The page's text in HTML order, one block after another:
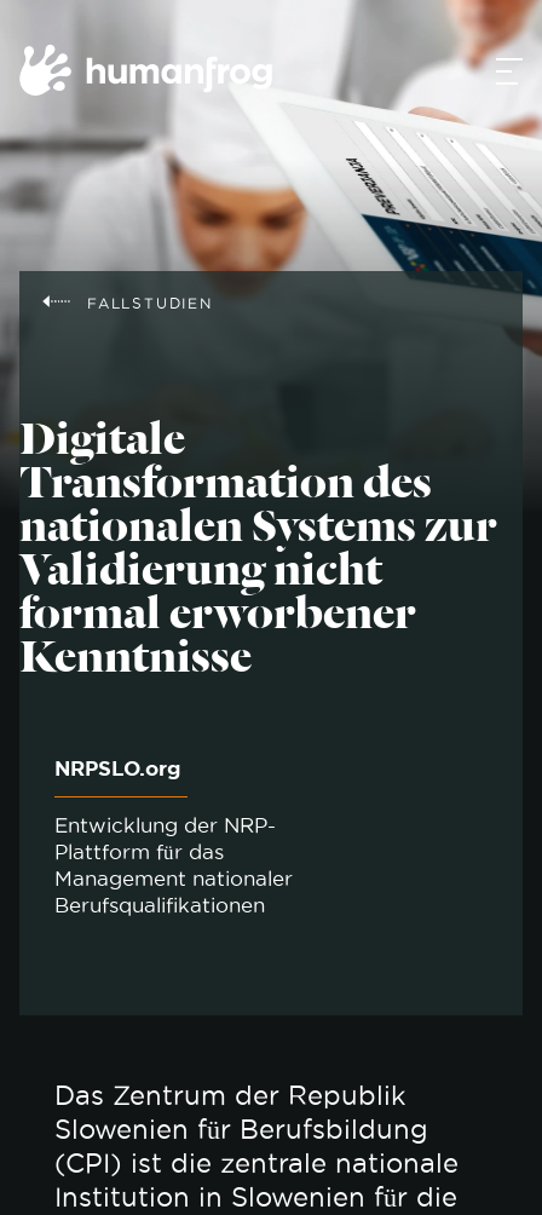
FALLSTUDIEN
Digitale
Transformation des
nationalen Systems zur
Validierung nicht
formal erworbener
Kenntnisse
NRPSLO.org
Entwicklung der NRP-
Plattform für das
Management nationaler
Berufsqualifikationen
Das Zentrum der Republik
Slowenien für Berufsbildung
(CPI) ist die zentrale nationale
Institution in Slowenien für die